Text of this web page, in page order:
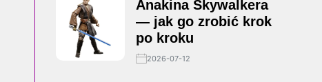
Anakina Skywalkera
— jak go zrobić krok
po kroku
2026-07-12